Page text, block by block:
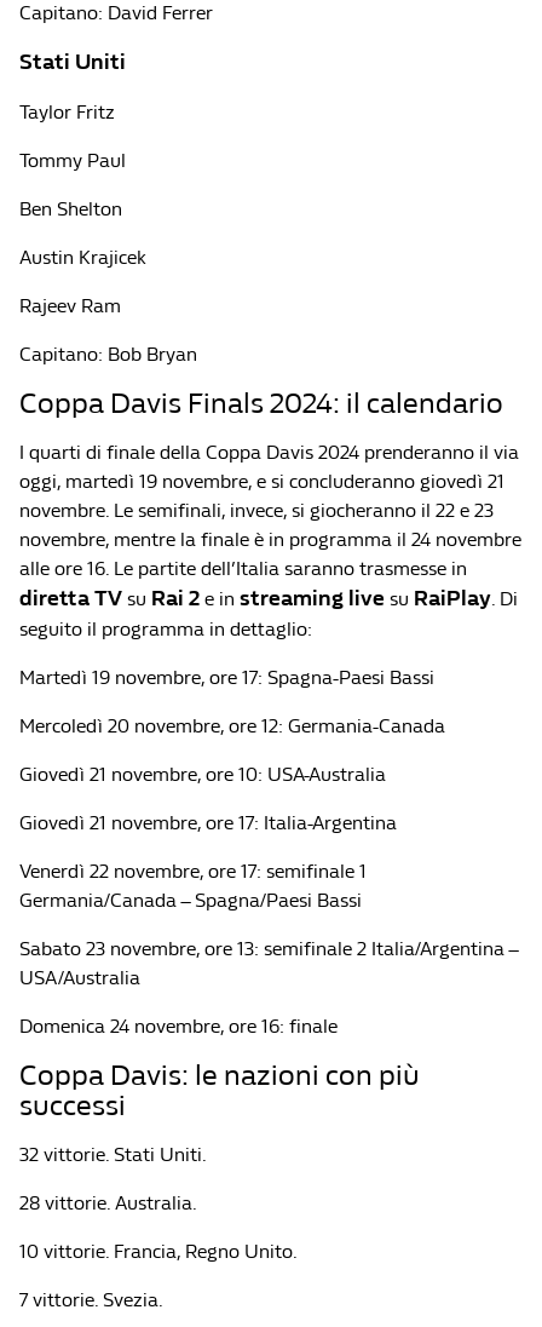
Capitano: David Ferrer
Stati Uniti
Taylor Fritz
Tommy Paul
Ben Shelton
Austin Krajicek
Rajeev Ram
Capitano: Bob Bryan
Coppa Davis Finals 2024: il calendario
I quarti di finale della Coppa Davis 2024 prenderanno il via
oggi, martedì 19 novembre, e si concluderanno giovedì 21
novembre. Le semifinali, invece, si giocheranno il 22 e 23
novembre, mentre la finale è in programma il 24 novembre
alle ore 16. Le partite dell’Italia saranno trasmesse in
diretta TV su Rai 2 e in streaming live su RaiPlay. Di
seguito il programma in dettaglio:
Martedì 19 novembre, ore 17: Spagna-Paesi Bassi
Mercoledì 20 novembre, ore 12: Germania-Canada
Giovedì 21 novembre, ore 10: USA-Australia
Giovedì 21 novembre, ore 17: Italia-Argentina
Venerdì 22 novembre, ore 17: semifinale 1
Germania/Canada – Spagna/Paesi Bassi
Sabato 23 novembre, ore 13: semifinale 2 Italia/Argentina –
USA/Australia
Domenica 24 novembre, ore 16: finale
Coppa Davis: le nazioni con più
successi
32 vittorie. Stati Uniti.
28 vittorie. Australia.
10 vittorie. Francia, Regno Unito.
7 vittorie. Svezia.